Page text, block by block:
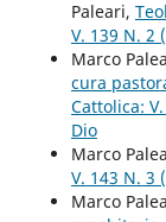
Paleari,
V. 139 N. 2
Marco
cura
Cattolica:
Dio
Marco
V. 143 N. 3
Marco